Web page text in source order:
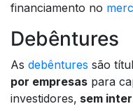
financiamento no
Debêntures
As debêntures são
por empresas para
investidores, sem